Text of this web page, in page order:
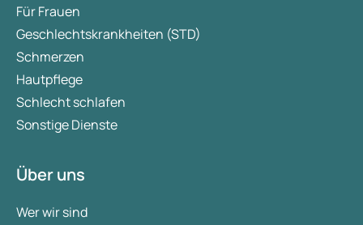
Für Frauen
Geschlechtskrankheiten (STD)
Schmerzen
Hautpflege
Schlecht schlafen
Sonstige Dienste
Über uns
Wer wir sind